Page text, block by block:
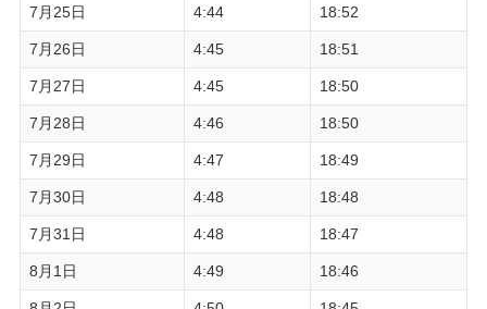
7月25日 4:44 18:52
7月26日 4:45 18:51
7月27日 4:45 18:50
7月28日 4:46 18:50
7月29日 4:47 18:49
7月30日 4:48 18:48
7月31日 4:48 18:47
8月1日 4:49 18:46